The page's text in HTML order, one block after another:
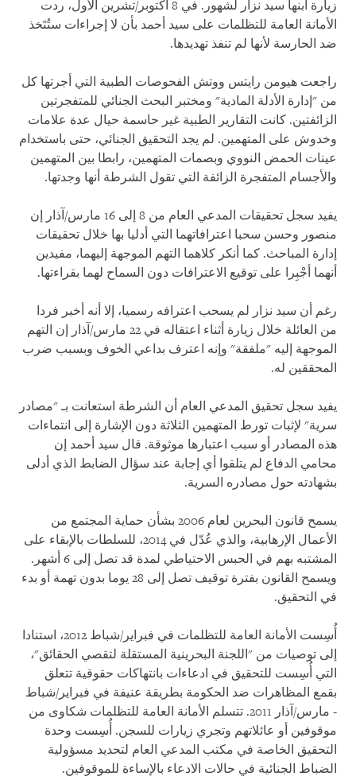
زيارة ابنها سيد نزار لشهور. في 8 أكتوبر/تشرين الأول، ردت
الأمانة العامة للتظلمات على سيد أحمد بأن لا إجراءات ستُتَخذ
ضد الحارسة لأنها لم تنفذ تهديدها.
راجعت هيومن رايتس ووتش الفحوصات الطبية التي أجرتها كل
من "إدارة الأدلة المادية" ومختبر البحث الجنائي للمتفجرتين
الزائفتين. كانت التقارير الطبية غير حاسمة حيال عدة علامات
وخدوش على المتهمين. لم يجد التحقيق الجنائي، حتى باستخدام
عينات الحمض النووي وبصمات المتهمين، رابطا بين المتهمين
والأجسام المتفجرة الزائفة التي تقول الشرطة أنها وجدتها.
يفيد سجل تحقيقات المدعي العام من 8 إلى 16 مارس/آذار إن
منصور وحسن سحبا اعترافاتهما التي أدليا بها خلال تحقيقات
إدارة المباحث. كما أنكر كلاهما التهم الموجهة إليهما، مفيدين
أنهما أجْبِرا على توقيع الاعترافات دون السماح لهما بقراءتها.
رغم أن سيد نزار لم يسحب اعترافه رسميا، إلا أنه أخبر فردا
من العائلة خلال زيارة أثناء اعتقاله في 22 مارس/آذار إن التهم
الموجهة إليه "ملفقة" وإنه اعترف بداعي الخوف وبسبب ضرب
المحققين له.
يفيد سجل تحقيق المدعي العام أن الشرطة استعانت بـ "مصادر
سرية" لإثبات تورط المتهمين الثلاثة دون الإشارة إلى انتماءات
هذه المصادر أو سبب اعتبارها موثوقة. قال سيد أحمد إن
محامي الدفاع لم يتلقوا أي إجابة عند سؤال الضابط الذي أدلى
بشهادته حول مصادره السرية.
يسمح قانون البحرين لعام 2006 بشأن حماية المجتمع من
الأعمال الإرهابية، والذي عُدّل في 2014، للسلطات بالإبقاء على
المشتبه بهم في الحبس الاحتياطي لمدة قد تصل إلى 6 أشهر.
ويسمح القانون بفترة توقيف تصل إلى 28 يوما بدون تهمة أو بدء
في التحقيق.
أُسِست الأمانة العامة للتظلمات في فبراير/شباط 2012، استنادا
إلى توصيات من "اللجنة البحرينية المستقلة لتقصي الحقائق"،
التي أُسِست للتحقيق في ادعاءات بانتهاكات حقوقية تتعلق
بقمع المظاهرات ضد الحكومة بطريقة عنيفة في فبراير/شباط
- مارس/آذار 2011. تتسلم الأمانة العامة للتظلمات شكاوى من
موقوفين أو عائلاتهم وتجري زيارات للسجن. أُسِست وحدة
التحقيق الخاصة في مكتب المدعي العام لتحديد مسؤولية
الضباط الجنائية في حالات الادعاء بالإساءة للموقوفين.